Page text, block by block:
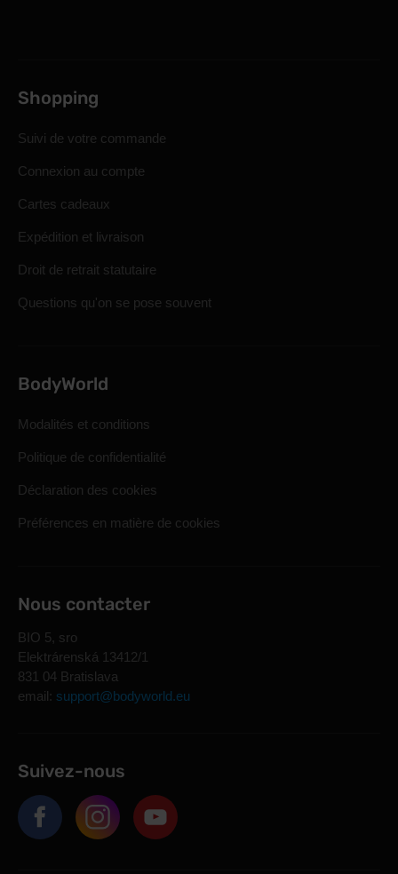
Shopping
Suivi de votre commande
Connexion au compte
Cartes cadeaux
Expédition et livraison
Droit de retrait statutaire
Questions qu'on se pose souvent
BodyWorld
Modalités et conditions
Politique de confidentialité
Déclaration des cookies
Préférences en matière de cookies
Nous contacter
BIO 5, sro
Elektrárenská 13412/1
831 04 Bratislava
email: support@bodyworld.eu
Suivez-nous